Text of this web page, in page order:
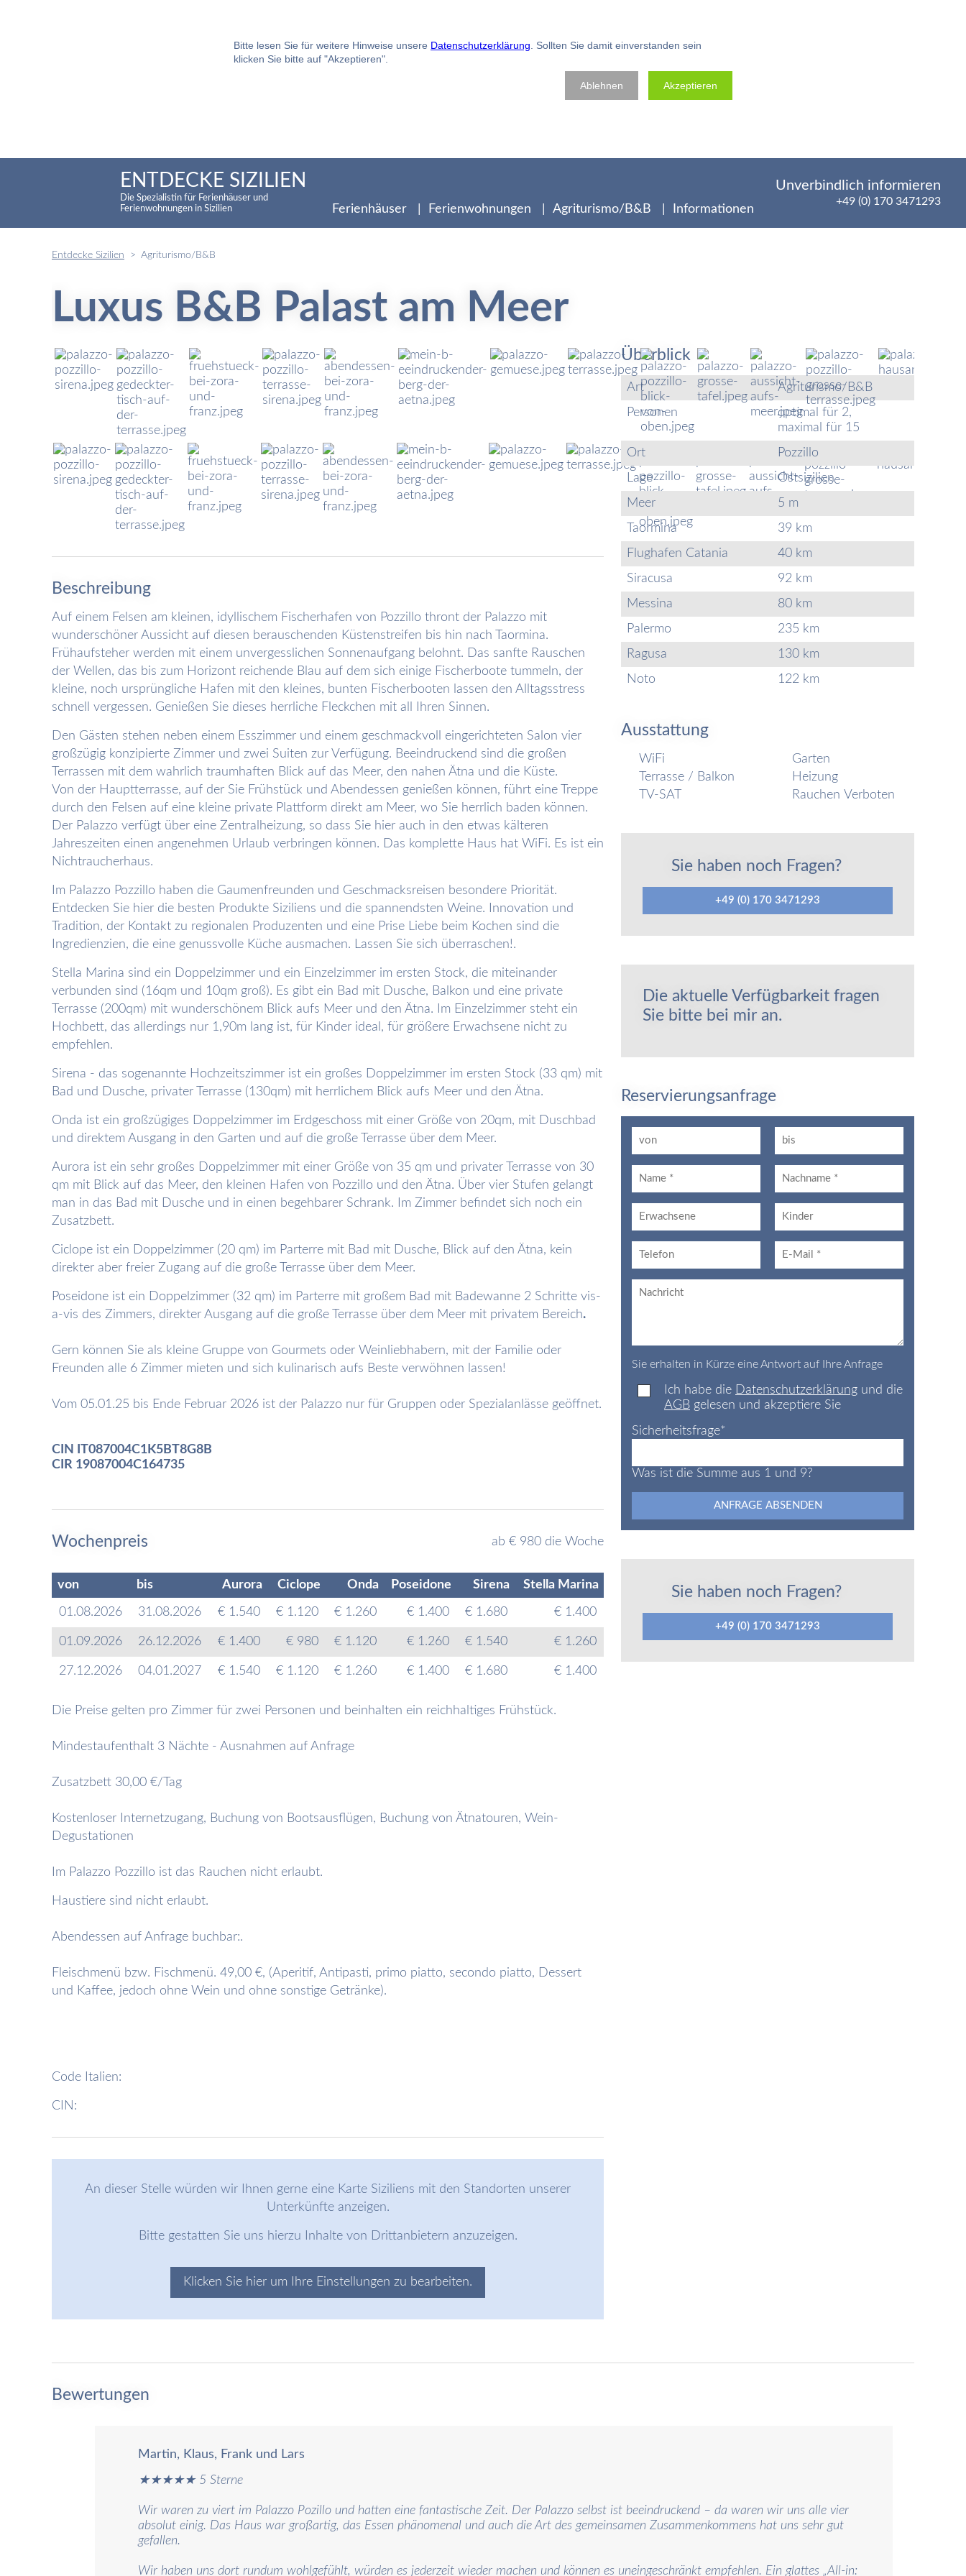
ENTDECKE SIZILIEN
Die Spezialistin für Ferienhäuser und
Ferienwohnungen in Sizilien
Ferienhäuser Ferienwohnungen Agriturismo/B&B Informationen
Unverbindlich informieren
+49 (0) 170 3471293
Entdecke Sizilien Agriturismo/B&B
Luxus B&B Palast am Meer
Beschreibung
Auf einem Felsen am kleinen, idyllischem Fischerhafen von Pozzillo thront der Palazzo mit
wunderschöner Aussicht auf diesen berauschenden Küstenstreifen bis hin nach Taormina.
Frühaufsteher werden mit einem unvergesslichen Sonnenaufgang belohnt. Das sanfte Rauschen
der Wellen, das bis zum Horizont reichende Blau auf dem sich einige Fischerboote tummeln, der
kleine, noch ursprüngliche Hafen mit den kleines, bunten Fischerbooten lassen den Alltagsstress
schnell vergessen. Genießen Sie dieses herrliche Fleckchen mit all Ihren Sinnen.
Den Gästen stehen neben einem Esszimmer und einem geschmackvoll eingerichteten Salon vier
großzügig konzipierte Zimmer und zwei Suiten zur Verfügung. Beeindruckend sind die großen
Terrassen mit dem wahrlich traumhaften Blick auf das Meer, den nahen Ätna und die Küste.
Von der Hauptterrasse, auf der Sie Frühstück und Abendessen genießen können, führt eine Treppe
durch den Felsen auf eine kleine private Plattform direkt am Meer, wo Sie herrlich baden können.
Der Palazzo verfügt über eine Zentralheizung, so dass Sie hier auch in den etwas kälteren
Jahreszeiten einen angenehmen Urlaub verbringen können. Das komplette Haus hat WiFi. Es ist ein
Nichtraucherhaus.
Im Palazzo Pozzillo haben die Gaumenfreunden und Geschmacksreisen besondere Priorität.
Entdecken Sie hier die besten Produkte Siziliens und die spannendsten Weine. Innovation und
Tradition, der Kontakt zu regionalen Produzenten und eine Prise Liebe beim Kochen sind die
Ingredienzien, die eine genussvolle Küche ausmachen. Lassen Sie sich überraschen!.
Stella Marina sind ein Doppelzimmer und ein Einzelzimmer im ersten Stock, die miteinander
verbunden sind (16qm und 10qm groß). Es gibt ein Bad mit Dusche, Balkon und eine private
Terrasse (200qm) mit wunderschönem Blick aufs Meer und den Ätna. Im Einzelzimmer steht ein
Hochbett, das allerdings nur 1,90m lang ist, für Kinder ideal, für größere Erwachsene nicht zu
empfehlen.
Sirena - das sogenannte Hochzeitszimmer ist ein großes Doppelzimmer im ersten Stock (33 qm) mit
Bad und Dusche, privater Terrasse (130qm) mit herrlichem Blick aufs Meer und den Ätna.
Onda ist ein großzügiges Doppelzimmer im Erdgeschoss mit einer Größe von 20qm, mit Duschbad
und direktem Ausgang in den Garten und auf die große Terrasse über dem Meer.
Aurora ist ein sehr großes Doppelzimmer mit einer Größe von 35 qm und privater Terrasse von 30
qm mit Blick auf das Meer, den kleinen Hafen von Pozzillo und den Ätna. Über vier Stufen gelangt
man in das Bad mit Dusche und in einen begehbarer Schrank. Im Zimmer befindet sich noch ein
Zusatzbett.
Ciclope ist ein Doppelzimmer (20 qm) im Parterre mit Bad mit Dusche, Blick auf den Ätna, kein
direkter aber freier Zugang auf die große Terrasse über dem Meer.
Poseidone ist ein Doppelzimmer (32 qm) im Parterre mit großem Bad mit Badewanne 2 Schritte vis-
a-vis des Zimmers, direkter Ausgang auf die große Terrasse über dem Meer mit privatem Bereich.
Gern können Sie als kleine Gruppe von Gourmets oder Weinliebhabern, mit der Familie oder
Freunden alle 6 Zimmer mieten und sich kulinarisch aufs Beste verwöhnen lassen!
Vom 05.01.25 bis Ende Februar 2026 ist der Palazzo nur für Gruppen oder Spezialanlässe geöffnet.
CIN IT087004C1K5BT8G8B
CIR 19087004C164735
Wochenpreis ab € 980 die Woche
von bis Aurora Ciclope Onda Poseidone Sirena Stella Marina
01.08.2026 31.08.2026 € 1.540 € 1.120 € 1.260 € 1.400 € 1.680 € 1.400
01.09.2026 26.12.2026 € 1.400 € 980 € 1.120 € 1.260 € 1.540 € 1.260
27.12.2026 04.01.2027 € 1.540 € 1.120 € 1.260 € 1.400 € 1.680 € 1.400
Die Preise gelten pro Zimmer für zwei Personen und beinhalten ein reichhaltiges Frühstück.
Mindestaufenthalt 3 Nächte - Ausnahmen auf Anfrage
Zusatzbett 30,00 €/Tag
Kostenloser Internetzugang, Buchung von Bootsausflügen, Buchung von Ätnatouren, Wein-
Degustationen
Im Palazzo Pozzillo ist das Rauchen nicht erlaubt.
Haustiere sind nicht erlaubt.
Abendessen auf Anfrage buchbar:.
Fleischmenü bzw. Fischmenü. 49,00 €, (Aperitif, Antipasti, primo piatto, secondo piatto, Dessert
und Kaffee, jedoch ohne Wein und ohne sonstige Getränke).
Code Italien:
CIN:
An dieser Stelle würden wir Ihnen gerne eine Karte Siziliens mit den Standorten unserer
Unterkünfte anzeigen.
Bitte gestatten Sie uns hierzu Inhalte von Drittanbietern anzuzeigen.
Klicken Sie hier um Ihre Einstellungen zu bearbeiten.
Überblick
Art
Agriturismo/B&B
Personen
optimal für 2,
maximal für 15
Ort
Pozzillo
Lage
Ostsizilien
Meer
5 m
Taormina
39 km
Flughafen Catania
40 km
Siracusa
92 km
Messina
80 km
Palermo
235 km
Ragusa
130 km
Noto
122 km
Ausstattung
WiFi
Terrasse / Balkon
TV-SAT
Garten
Heizung
Rauchen Verboten
Sie haben noch Fragen?
+49 (0) 170 3471293
Die aktuelle Verfügbarkeit fragen
Sie bitte bei mir an.
Reservierungsanfrage
Sie erhalten in Kürze eine Antwort auf Ihre Anfrage
Ich habe die Datenschutzerklärung und die
AGB gelesen und akzeptiere Sie
Sicherheitsfrage*
Was ist die Summe aus 1 und 9?
ANFRAGE ABSENDEN
Sie haben noch Fragen?
+49 (0) 170 3471293
Bewertungen
Martin, Klaus, Frank und Lars
★★★★★ 5 Sterne
Wir waren zu viert im Palazzo Pozillo und hatten eine fantastische Zeit. Der Palazzo selbst ist beeindruckend – da waren wir uns alle vier
absolut einig. Das Haus war großartig, das Essen phänomenal und auch die Art des gemeinsamen Zusammenkommens hat uns sehr gut
gefallen.
Wir haben uns dort rundum wohlgefühlt, würden es jederzeit wieder machen und können es uneingeschränkt empfehlen. Ein glattes „All-in:
Bitte lesen Sie für weitere Hinweise unsere Datenschutzerklärung . Sollten Sie damit einverstanden sein
klicken Sie bitte auf "Akzeptieren".
Ablehnen Akzeptieren